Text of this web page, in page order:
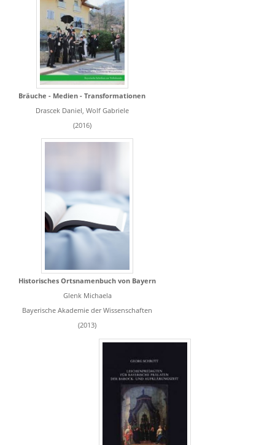
Bräuche - Medien - Transformationen
Drascek Daniel, Wolf Gabriele
(2016)
Historisches Ortsnamenbuch von Bayern
Glenk Michaela
Bayerische Akademie der Wissenschaften
(2013)